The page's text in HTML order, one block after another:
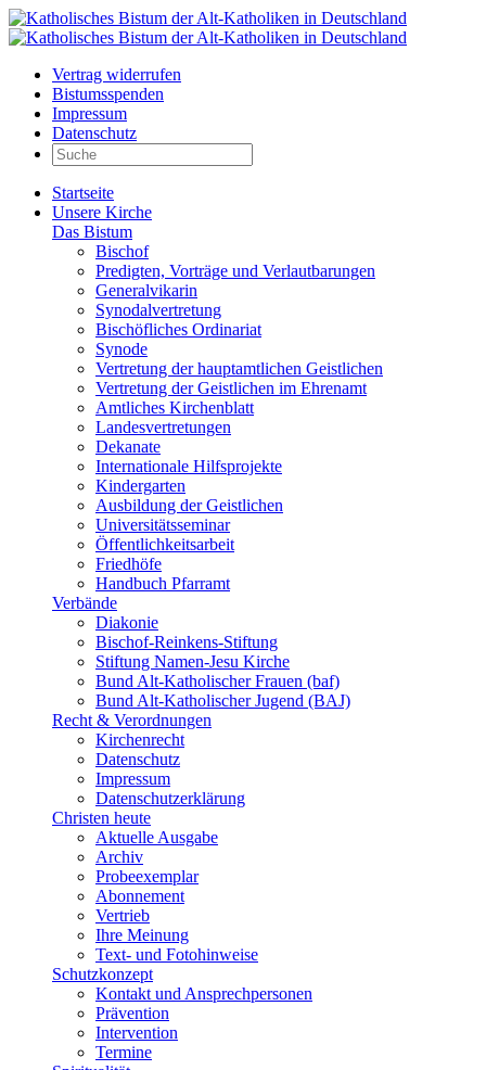
Vertrag widerrufen
Bistumsspenden
Impressum
Datenschutz
Startseite
Unsere Kirche
Das Bistum
Bischof
Predigten, Vorträge und Verlautbarungen
Generalvikarin
Synodalvertretung
Bischöfliches Ordinariat
Synode
Vertretung der hauptamtlichen Geistlichen
Vertretung der Geistlichen im Ehrenamt
Amtliches Kirchenblatt
Landesvertretungen
Dekanate
Internationale Hilfsprojekte
Kindergarten
Ausbildung der Geistlichen
Universitätsseminar
Öffentlichkeitsarbeit
Friedhöfe
Handbuch Pfarramt
Verbände
Diakonie
Bischof-Reinkens-Stiftung
Stiftung Namen-Jesu Kirche
Bund Alt-Katholischer Frauen (baf)
Bund Alt-Katholischer Jugend (BAJ)
Recht & Verordnungen
Kirchenrecht
Datenschutz
Impressum
Datenschutzerklärung
Christen heute
Aktuelle Ausgabe
Archiv
Probeexemplar
Abonnement
Vertrieb
Ihre Meinung
Text- und Fotohinweise
Schutzkonzept
Kontakt und Ansprechpersonen
Prävention
Intervention
Termine